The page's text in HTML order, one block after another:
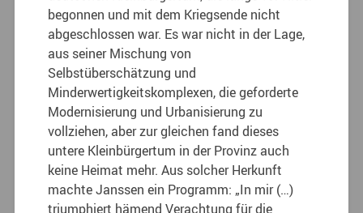
begonnen und mit dem Kriegsende nicht
abgeschlossen war. Es war nicht in der Lage,
aus seiner Mischung von
Selbstüberschätzung und
Minderwertigkeitskomplexen, die geforderte
Modernisierung und Urbanisierung zu
vollziehen, aber zur gleichen fand dieses
untere Kleinbürgertum in der Provinz auch
keine Heimat mehr. Aus solcher Herkunft
machte Janssen ein Programm: „In mir (…)
triumphiert hämend Verachtung für die